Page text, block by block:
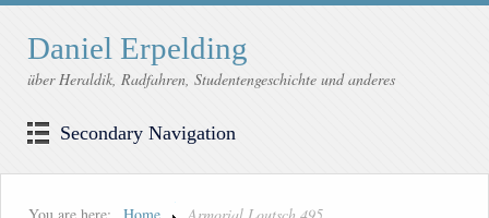
Daniel Erpelding
über Heraldik, Radfahren, Studentengeschichte und anderes
Secondary Navigation